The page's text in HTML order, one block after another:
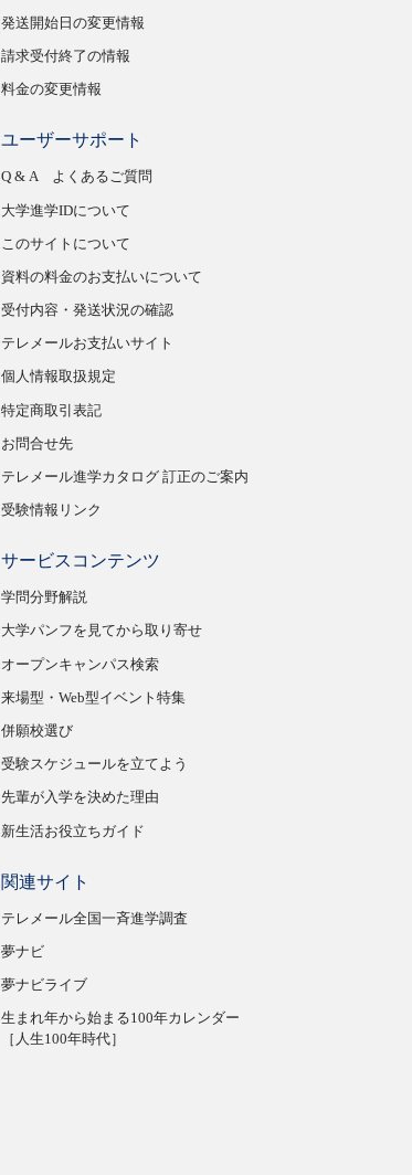
発送開始日の変更情報
請求受付終了の情報
料金の変更情報
ユーザーサポート
Q & A よくあるご質問
大学進学IDについて
このサイトについて
資料の料金のお支払いについて
受付内容・発送状況の確認
テレメールお支払いサイト
個人情報取扱規定
特定商取引表記
お問合せ先
テレメール進学カタログ 訂正のご案内
受験情報リンク
サービスコンテンツ
学問分野解説
大学パンフを見てから取り寄せ
オープンキャンパス検索
来場型・Web型イベント特集
併願校選び
受験スケジュールを立てよう
先輩が入学を決めた理由
新生活お役立ちガイド
関連サイト
テレメール全国一斉進学調査
夢ナビ
夢ナビライブ
生まれ年から始まる100年カレンダー
［人生100年時代］